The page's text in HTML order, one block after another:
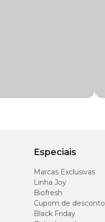
100 g/kg
150 g/kg
Especiais
Marcas Exclusivas
Linha Joy
Biofresh
Cupom de desconto
Black Friday